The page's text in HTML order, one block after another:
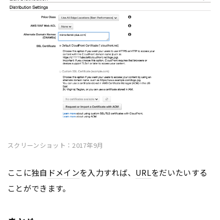
スクリーンショット：2017年9月
ここに独自 ドメインを入力すれば、 URLをだいたいする
ことができます。